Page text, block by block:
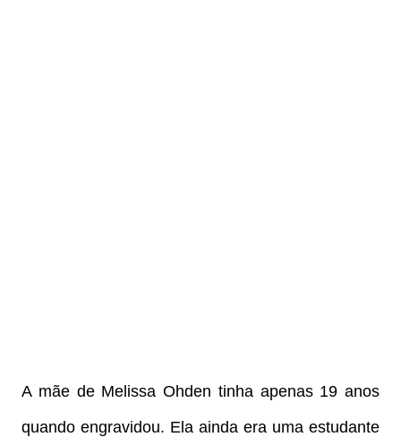
A mãe de Melissa Ohden tinha apenas 19 anos
quando engravidou. Ela ainda era uma estudante